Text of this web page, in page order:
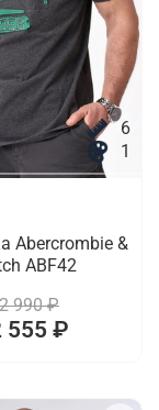
6
1
Abercrombie &
ABF42
2 990 ₽
555 ₽